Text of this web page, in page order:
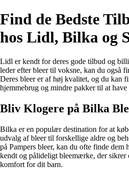
Find de Bedste
hos Lidl, Bilka og
Lidl er kendt for deres gode tilbud og
leder efter bleer til voksne, kan du også
Deres bleer er af høj kvalitet, og du kan
hjemmebrug og mindre pakker til at have
Bliv Klogere på Bilka
Bilka er en populær destination for at
udvalg af bleer til forskellige aldre og
på Pampers bleer, kan du ofte finde dem
kendt og pålideligt bleemærke, der sikrer
komfort for dit barn.